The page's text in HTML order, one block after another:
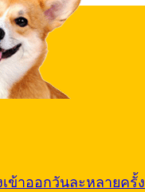
ข้าออกวันละหลายครั้ง